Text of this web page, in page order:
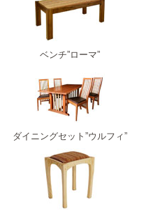
ベンチ”ローマ”
ダイニングセット”ウルフィ”